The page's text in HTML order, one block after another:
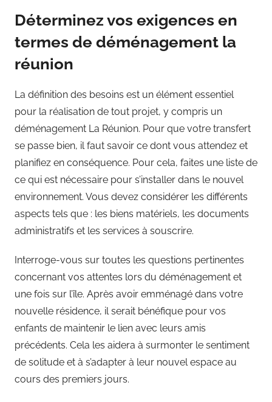
Déterminez vos exigences en
termes de déménagement la
réunion
La définition des besoins est un élément essentiel
pour la réalisation de tout projet, y compris un
déménagement La Réunion. Pour que votre transfert
se passe bien, il faut savoir ce dont vous attendez et
planifiez en conséquence. Pour cela, faites une liste de
ce qui est nécessaire pour s’installer dans le nouvel
environnement. Vous devez considérer les différents
aspects tels que : les biens matériels, les documents
administratifs et les services à souscrire.
Interroge-vous sur toutes les questions pertinentes
concernant vos attentes lors du déménagement et
une fois sur l’île. Après avoir emménagé dans votre
nouvelle résidence, il serait bénéfique pour vos
enfants de maintenir le lien avec leurs amis
précédents. Cela les aidera à surmonter le sentiment
de solitude et à s’adapter à leur nouvel espace au
cours des premiers jours.